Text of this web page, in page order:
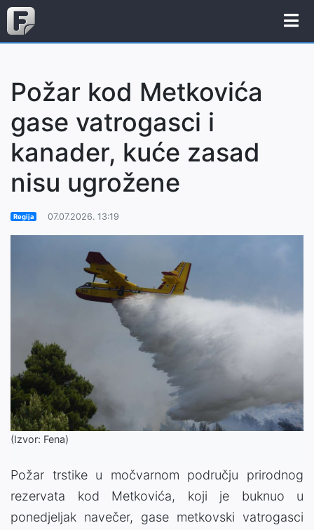
Požar kod Metkovića
gase vatrogasci i
kanader, kuće zasad
nisu ugrožene
Regija 07.07.2026. 13:19
(Izvor: Fena)
Požar trstike u močvarnom području prirodnog
rezervata kod Metkovića, koji je buknuo u
ponedjeljak navečer, gase metkovski vatrogasci